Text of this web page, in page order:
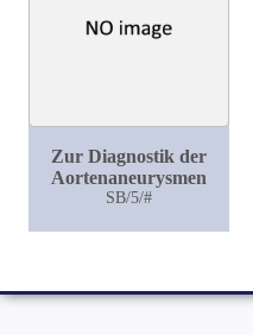
Zur Diagnostik der
Aortenaneurysmen
SB/5/#